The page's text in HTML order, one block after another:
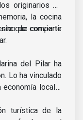
originarios de
la cocina
que convierte
de compartir
del Pilar ha
Lo ha vinculado
economía local y
turística de la